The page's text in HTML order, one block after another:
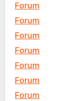
Forum
Forum
Forum
Forum
Forum
Forum
Forum